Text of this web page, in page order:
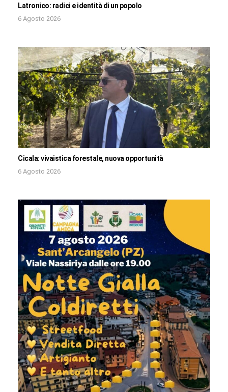
Latronico: radici e identità di un popolo
6 Agosto 2026
Cicala: vivaistica forestale, nuova opportunità
6 Agosto 2026